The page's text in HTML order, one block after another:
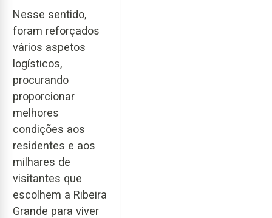
Nesse sentido,
foram reforçados
vários aspetos
logísticos,
procurando
proporcionar
melhores
condições aos
residentes e aos
milhares de
visitantes que
escolhem a Ribeira
Grande para viver